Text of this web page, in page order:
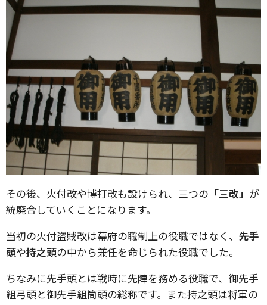
その後、火付改や博打改も設けられ、三つの 「三改」 が
統廃合していくことになります。
当初の火付盗賊改は幕府の職制上の役職ではなく、 先手
頭や持之頭の中から兼任を命じられた役職でした。
ちなみに先手頭とは戦時に先陣を務める役職で、御先手
組弓頭と御先手組筒頭の総称です。また持之頭は将軍の